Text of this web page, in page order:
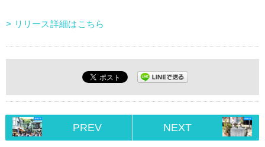
> リリース詳細はこちら
PREV NEXT